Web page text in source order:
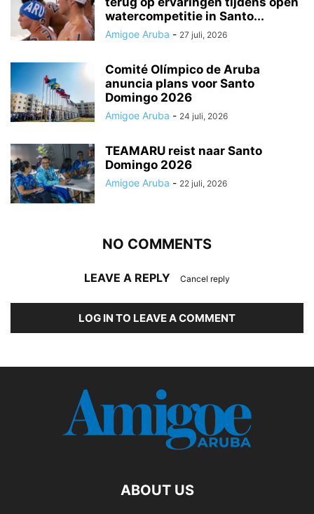
watercompetitie in Santo...
Amigoe Aruba - 27 juli, 2026
Comité Olímpico de Aruba
anuncia plans voor Santo
Domingo 2026
Amigoe Aruba - 24 juli, 2026
TEAMARU reist naar Santo
Domingo 2026
Amigoe Aruba - 22 juli, 2026
NO COMMENTS
LEAVE A REPLY Cancel reply
LOG IN TO LEAVE A COMMENT
ABOUT US